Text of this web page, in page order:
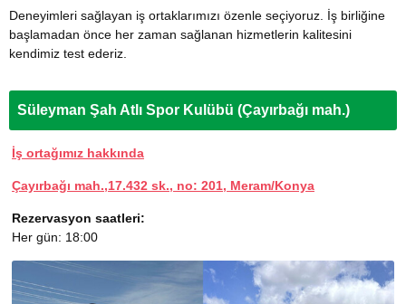
Deneyimleri sağlayan iş ortaklarımızı özenle seçiyoruz. İş birliğine
başlamadan önce her zaman sağlanan hizmetlerin kalitesini
kendimiz test ederiz.
Süleyman Şah Atlı Spor Kulübü (Çayırbağı mah.)
İş ortağımız hakkında
Çayırbağı mah.,17.432 sk., no: 201, Meram/Konya
Rezervasyon saatleri:
Her gün: 18:00